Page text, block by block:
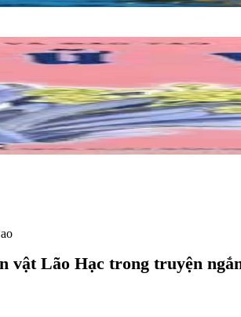
vật Lão Hạc trong truyện